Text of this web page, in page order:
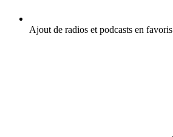
Ajout de radios et podcasts en favoris